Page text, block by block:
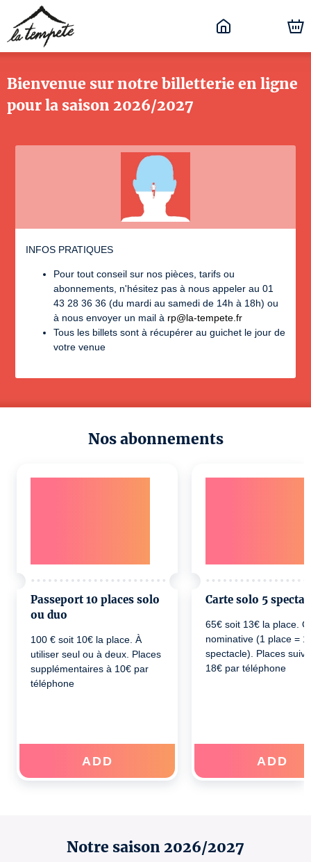
Notre saison 2026/2027
Nos abonnements
Passeport 10 places solo
ou duo
100 € soit 10€ la place. À
utiliser seul ou à deux. Places
supplémentaires à 10€ par
téléphone
ADD
Carte solo 5
65€ soit 13€ la place.
nominative (1 place = 1
spectacle). Places
18€ par téléphone
ADD
Bienvenue sur notre billetterie en ligne
pour la saison 2026/2027
INFOS PRATIQUES
Pour tout conseil sur nos pièces, tarifs ou
abonnements, n'hésitez pas à nous appeler au 01
43 28 36 36 (du mardi au samedi de 14h à 18h) ou
à nous envoyer un mail à rp@la-tempete.fr
Tous les billets sont à récupérer au guichet le jour de
votre venue